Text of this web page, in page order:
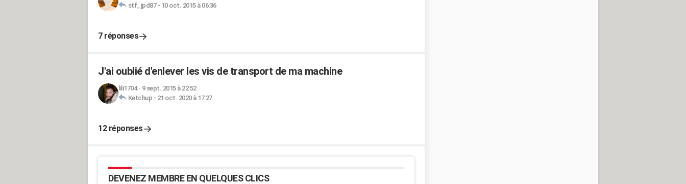
stf_jpd87- 10 oct. 2015 à 06:36
7 réponses
J'ai oublié d'enlever les vis de transport de ma machine
lili1704- 9 sept. 2015 à 22:52
Ketchup - 21 oct. 2020 à 17:27
12 réponses
DEVENEZ MEMBRE EN QUELQUES CLICS